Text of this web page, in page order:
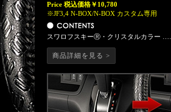
Price 税込価格￥10,780
※JF3,4 N-BOX/N-BOX カスタム専用
スワロフスキーⓇ・クリスタルカラー
商品詳細を見る >